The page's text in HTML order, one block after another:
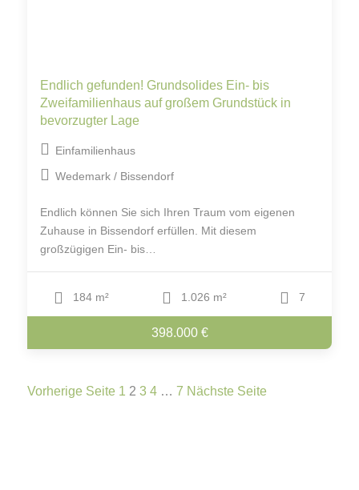
Endlich gefunden! Grundsolides Ein- bis
Zweifamilienhaus auf großem Grundstück in
bevorzugter Lage
Einfamilienhaus
Wedemark / Bissendorf
Endlich können Sie sich Ihren Traum vom eigenen
Zuhause in Bissendorf erfüllen. Mit diesem
großzügigen Ein- bis…
184 m² 1.026 m² 7
398.000 €
Vorherige Seite 1 2 3 4 … 7 Nächste Seite